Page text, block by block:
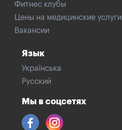
Фитнес клубы
Цены на медицинские услуги
Вакансии
Язык
Українська
Русский
Мы в соцсетях